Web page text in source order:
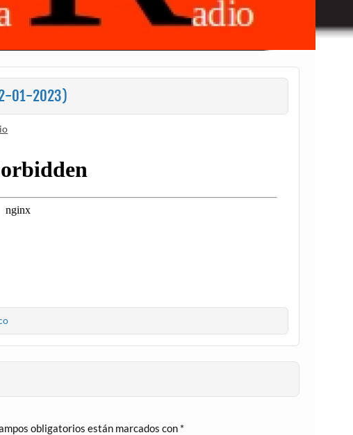
01-2023)
obligatorios están marcados con *